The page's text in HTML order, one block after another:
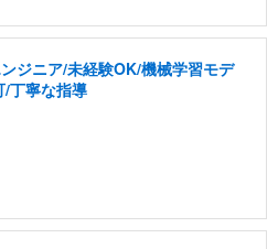
ジニア/未経験OK/機械学習モデ
/丁寧な指導